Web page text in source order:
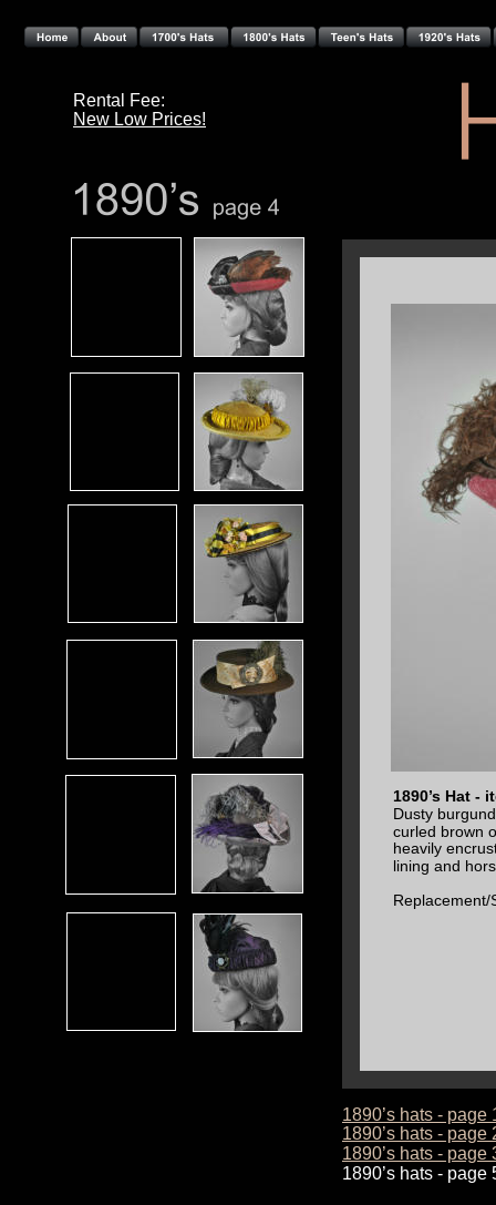
1890’s Hat -
Dusty
curled brown
heavily
lining and
Replacement/
Rental Fee:
New Low Prices!
1890’s hats - page
1890’s hats - page
1890’s hats - page
1890’s hats - page